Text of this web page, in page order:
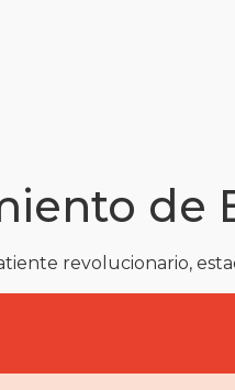
de
revolucionario,